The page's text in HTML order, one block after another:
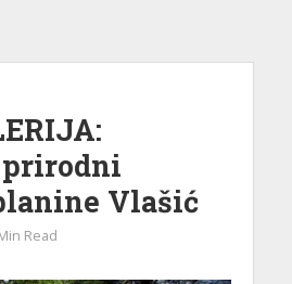
Vlašić
Read